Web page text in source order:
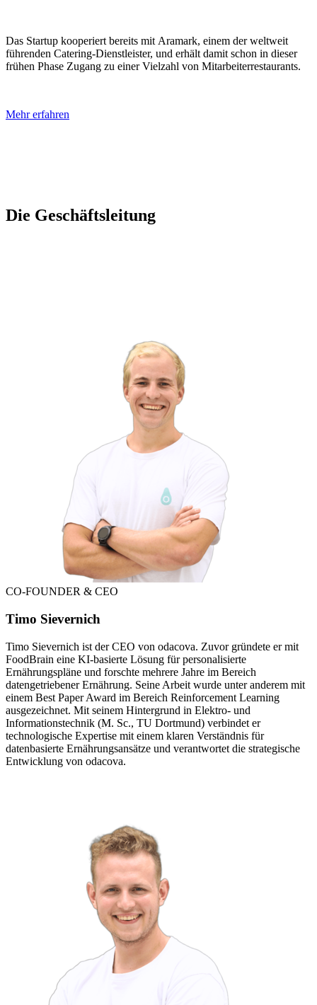
Das Startup kooperiert bereits mit Aramark, einem der weltweit
führenden Catering-Dienstleister, und erhält damit schon in dieser
frühen Phase Zugang zu einer Vielzahl von Mitarbeiterrestaurants.
Mehr erfahren
Die Geschäftsleitung
CO-FOUNDER & CEO
Timo Sievernich
Timo Sievernich ist der CEO von odacova. Zuvor gründete er mit
FoodBrain eine KI-basierte Lösung für personalisierte
Ernährungspläne und forschte mehrere Jahre im Bereich
datengetriebener Ernährung. Seine Arbeit wurde unter anderem mit
einem Best Paper Award im Bereich Reinforcement Learning
ausgezeichnet. Mit seinem Hintergrund in Elektro- und
Informationstechnik (M. Sc., TU Dortmund) verbindet er
technologische Expertise mit einem klaren Verständnis für
datenbasierte Ernährungsansätze und verantwortet die strategische
Entwicklung von odacova.